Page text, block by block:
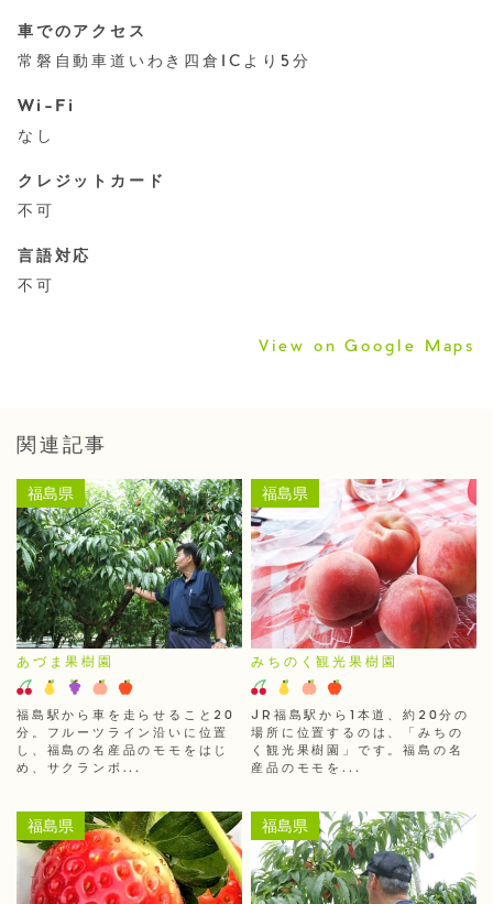
車でのアクセス
常磐自動車道いわき四倉ICより5分
Wi-Fi
なし
クレジットカード
不可
言語対応
不可
View on Google Maps
関連記事
福島県
あづま果樹園
福島駅から車を走らせること20
分。フルーツライン沿いに位置
し、福島の名産品のモモをはじ
め、サクランボ...
福島県
みちのく観光果樹園
JR福島駅から1本道、約20分の
場所に位置するのは、「みちの
く観光果樹園」です。福島の名
産品のモモを...
福島県 福島県